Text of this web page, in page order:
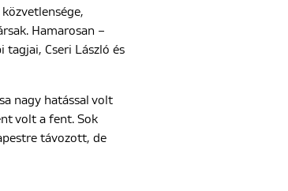
Hamarosan –
tagjai, Cseri László és
nagy hatással volt
volt a fent. Sok
távozott, de